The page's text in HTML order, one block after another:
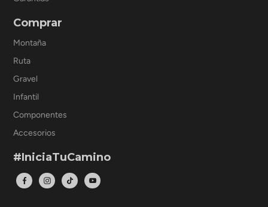
Comprar
Montaña
Ruta
Gravel
Infantil
Componentes
Accesorios
#IniciaTuCamino